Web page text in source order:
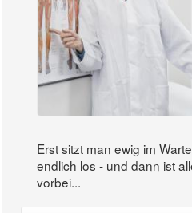
Erst sitzt man ewig im
endlich los - und dann ist
vorbei...